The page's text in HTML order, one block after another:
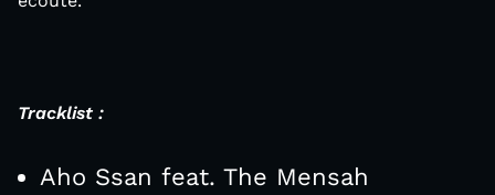
Tracklist :
Aho Ssan feat. The Mensah